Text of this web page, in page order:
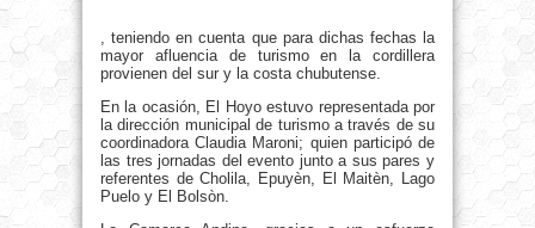
, teniendo en cuenta que para dichas fechas la
mayor afluencia de turismo en la cordillera
provienen del sur y la costa chubutense.
En la ocasión, El Hoyo estuvo representada por
la dirección municipal de turismo a través de su
coordinadora Claudia Maroni; quien participó de
las tres jornadas del evento junto a sus pares y
referentes de Cholila, Epuyèn, El Maitèn, Lago
Puelo y El Bolsòn.